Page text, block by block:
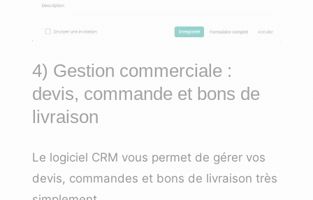
4) Gestion commerciale :
devis, commande et bons de
livraison
Le logiciel CRM vous permet de gérer vos
devis, commandes et bons de livraison très